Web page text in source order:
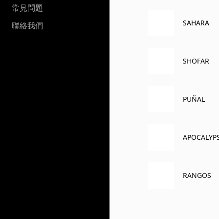
常見問題
聯絡我們
SAHARA
SHOFAR
PUÑAL
RANGOS